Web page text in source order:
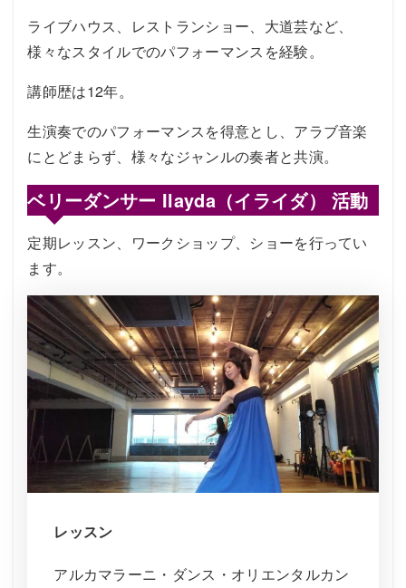
ライブハウス、レストランショー、大道芸など、
様々なスタイルでのパフォーマンスを経験。
講師歴は12年。
生演奏でのパフォーマンスを得意とし、アラブ音楽
にとどまらず、様々なジャンルの奏者と共演。
ベリーダンサー Ilayda（イライダ） 活動
定期レッスン、ワークショップ、ショーを行ってい
ます。
レッスン
アルカマラーニ・ダンス・オリエンタルカン